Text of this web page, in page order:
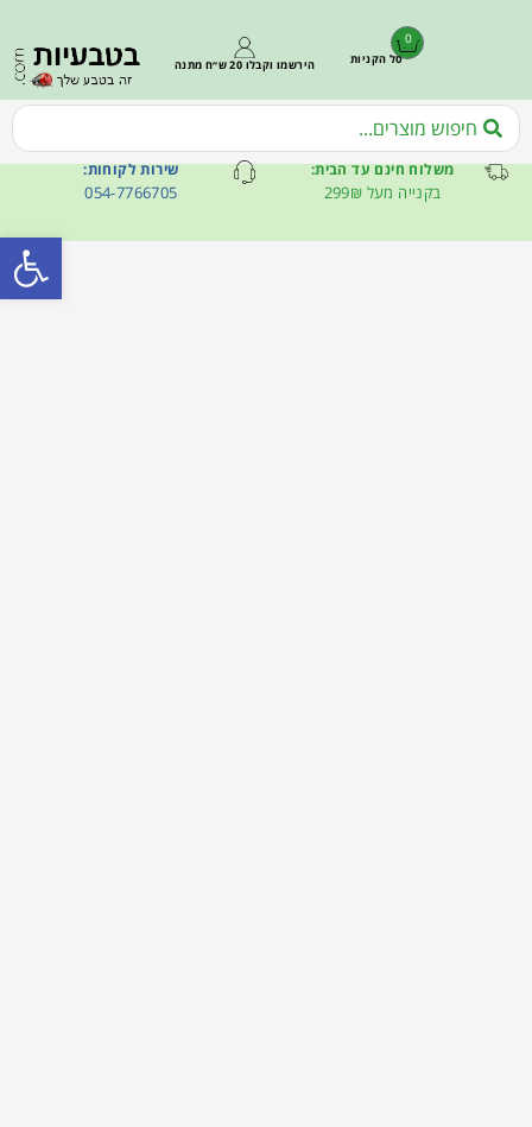
0
סל הקניות הירשמו וקבלו 20 ש״ח מתנה
משלוח חינם עד הבית:
בקנייה מעל 299₪
שירות לקוחות:
054-7766705
פתח